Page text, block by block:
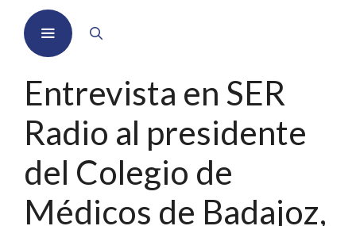
Menú
Entrevista en SER
Radio al presidente
del Colegio de
Médicos de Badajoz,